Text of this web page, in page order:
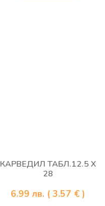
КАРВЕДИЛ ТАБЛ.12.5 Х
28
6.99 лв. ( 3.57 € )